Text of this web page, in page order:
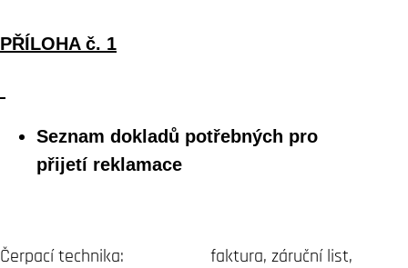
PŘÍLOHA č. 1
Seznam dokladů potřebných pro
přijetí reklamace
Čerpací technika: faktura, záruční list,